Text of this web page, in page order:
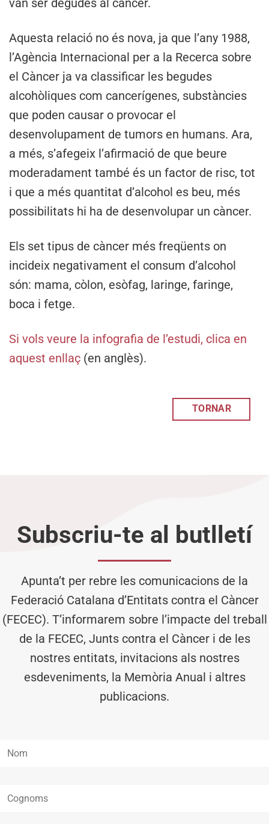
Aquesta relació no és nova, ja que l’any 1988,
l’Agència Internacional per a la Recerca sobre
el Càncer ja va classificar les begudes
alcohòliques com cancerígenes, substàncies
que poden causar o provocar el
desenvolupament de tumors en humans. Ara,
a més, s’afegeix l’afirmació de que beure
moderadament també és un factor de risc, tot
i que a més quantitat d’alcohol es beu, més
possibilitats hi ha de desenvolupar un càncer.
Els set tipus de càncer més freqüents on
incideix negativament el consum d’alcohol
són: mama, còlon, esòfag, laringe, faringe,
boca i fetge.
Si vols veure la infografia de l’estudi, clica en
aquest enllaç (en anglès).
TORNAR
Subscriu-te al butlletí
Apunta’t per rebre les comunicacions de la
Federació Catalana d’Entitats contra el Càncer
(FECEC). T’informarem sobre l’impacte del treball
de la FECEC, Junts contra el Càncer i de les
nostres entitats, invitacions als nostres
esdeveniments, la Memòria Anual i altres
publicacions.